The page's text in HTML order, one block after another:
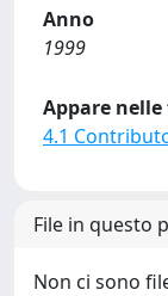
Anno
1999
Appare
4.1
File in questo
Non ci sono